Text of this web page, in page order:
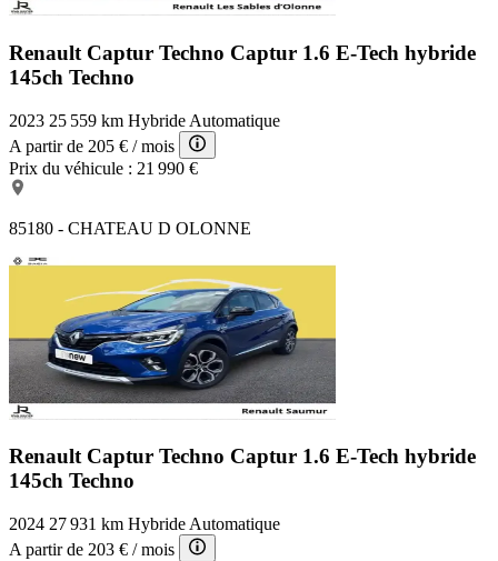
Renault Captur Techno Captur 1.6 E-Tech hybride
145ch Techno
2023 25 559 km Hybride Automatique
A partir de 205 € / mois
Prix du véhicule : 21 990 €
85180 - CHATEAU D OLONNE
Renault Captur Techno Captur 1.6 E-Tech hybride
145ch Techno
2024 27 931 km Hybride Automatique
A partir de 203 € / mois